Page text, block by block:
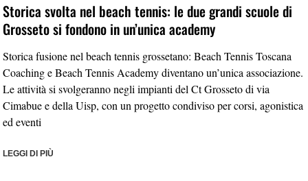
Storica svolta nel beach tennis: le due grandi scuole di
Grosseto si fondono in un’unica academy
Storica fusione nel beach tennis grossetano: Beach Tennis Toscana
Coaching e Beach Tennis Academy diventano un’unica associazione.
Le attività si svolgeranno negli impianti del Ct Grosseto di via
Cimabue e della Uisp, con un progetto condiviso per corsi, agonistica
ed eventi
LEGGI DI PIÙ